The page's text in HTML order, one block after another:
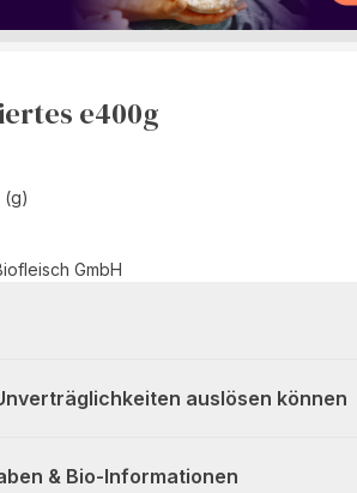
e400g
(g)
GmbH
auslösen können
& Bio-Informationen